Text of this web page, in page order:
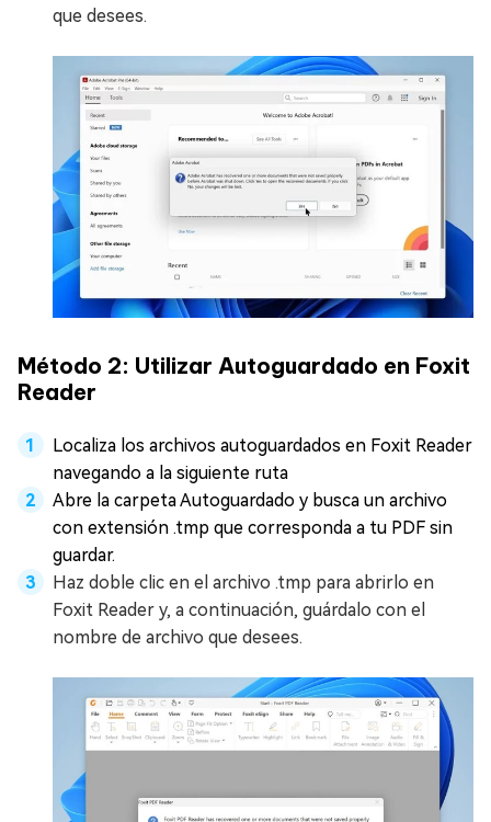
que desees.
Método 2: Utilizar Autoguardado en Foxit
Reader
Localiza los archivos autoguardados en Foxit Reader
navegando a la siguiente ruta
Abre la carpeta Autoguardado y busca un archivo
con extensión .tmp que corresponda a tu PDF sin
guardar.
Haz doble clic en el archivo .tmp para abrirlo en
Foxit Reader y, a continuación, guárdalo con el
nombre de archivo que desees.